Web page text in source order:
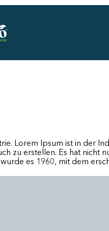
Lorem Ipsum ist in der
zu erstellen. Es hat
es 1960, mit dem